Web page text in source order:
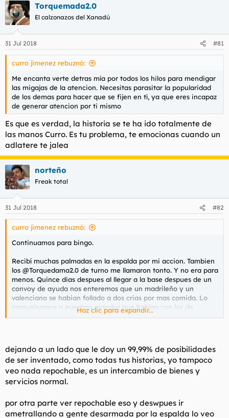
Torquemada2.0
El calzonazos del Xanadú
31 Jul 2018 #81
curro jimenez rebuznó:
Me encanta verte detras mía por todos los hilos para mendigar
las migajas de la atencion. Necesitas parasitar la popularidad
de los demas para hacer que se fijen en tí, ya que eres incapaz
de generar atencion por ti mismo
Es que es verdad, la historia se te ha ido totalmente de
las manos Curro. Es tu problema, te emocionas cuando un
adlatere te jalea
norteño
Freak total
31 Jul 2018 #82
curro jimenez rebuznó:
Continuamos para bingo.
Recibí muchas palmadas en la espalda por mi accion. Tambien
los @Torquedama2.0 de turno me llamaron tonto. Y no era para
menos. Quince dias despues al llegar a la base despues de un
convoy de ayuda nos enteremos que un madrileño y un
valenciano se habian follado a dos crias por mas comida. Lo
comunicamos a nuestros mandos que hablan con los de
logistica, que era a donde pertencian esa chusma. Por lo que
que nostros eramos los que protegiamos a esa gente cada vez
que saliamos de reparto y no hacia ninguna gracia. Despues
de un nuevo convoy nos enteramos que otros dos camioneros,
otro madrileño y un gallego se habian follado a dos o tres
Volvemos a informar a nuestros mandos y estos se rebotan
Haz clic para expandir...
dejando a un lado que le doy un 99,99% de posibilidades
de ser inventado, como todas tus historias, yo tampoco
veo nada repochable, es un intercambio de bienes y
servicios normal.
por otra parte ver repochable eso y deswpues ir
ametrallando a gente desarmada por la espalda lo veo